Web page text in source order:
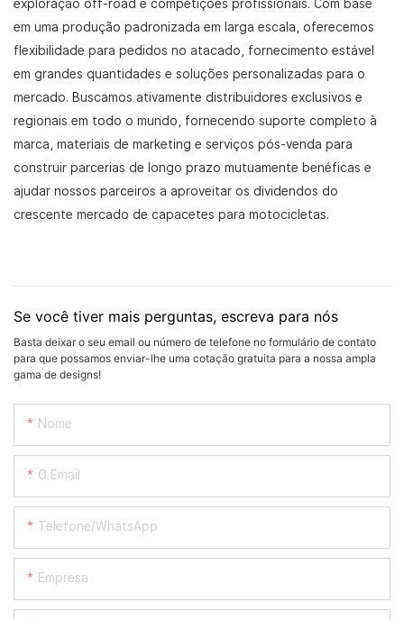
exploração off-road e competições profissionais. Com base
em uma produção padronizada em larga escala, oferecemos
flexibilidade para pedidos no atacado, fornecimento estável
em grandes quantidades e soluções personalizadas para o
mercado. Buscamos ativamente distribuidores exclusivos e
regionais em todo o mundo, fornecendo suporte completo à
marca, materiais de marketing e serviços pós-venda para
construir parcerias de longo prazo mutuamente benéficas e
ajudar nossos parceiros a aproveitar os dividendos do
crescente mercado de capacetes para motocicletas.
Se você tiver mais perguntas, escreva para nós
Basta deixar o seu email ou número de telefone no formulário de contato
para que possamos enviar-lhe uma cotação gratuita para a nossa ampla
gama de designs!
Nome
O Email
Telefone/WhatsApp
Empresa